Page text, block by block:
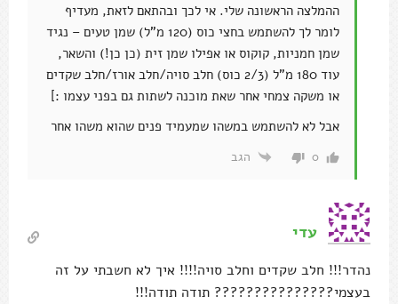
ההמלצה הראשונה שלי. אי לכך ובהתאם לזאת, מעדיף
לומר לך להשתמש בחצי כוס (120 מ"ל) שמן טעים – נגיד
שמן חמניות, קוקוס או אפילו שמן זית (כן כן!) והשאר,
עוד 180 מ"ל (2/3 כוס) חלב סויה/חלב אורז/חלב שקדים
או משקה צמחי אחר שאת מוכנה לשתות גם בפני עצמו :]
אבל לא להשתמש במשהו שמעמיד פנים שהוא משהו אחר
0 הגב
עדי
נהדר!!! חלב שקדים וחלב סויה!!!! איך לא חשבתי על זה
בעצמי??????????????? תודה תודה!!!